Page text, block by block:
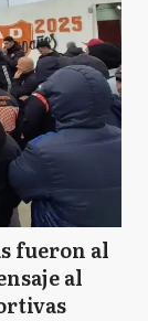
fueron al
al